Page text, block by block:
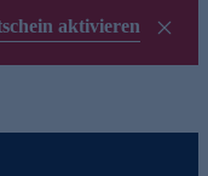
aktivieren